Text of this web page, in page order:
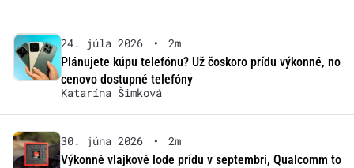
24. júla 2026 •
2m
Plánujete kúpu telefónu? Už čoskoro prídu výkonné, no
cenovo dostupné telefóny
Katarína Šimková
30. júna 2026 •
2m
Výkonné vlajkové lode prídu v septembri, Qualcomm to